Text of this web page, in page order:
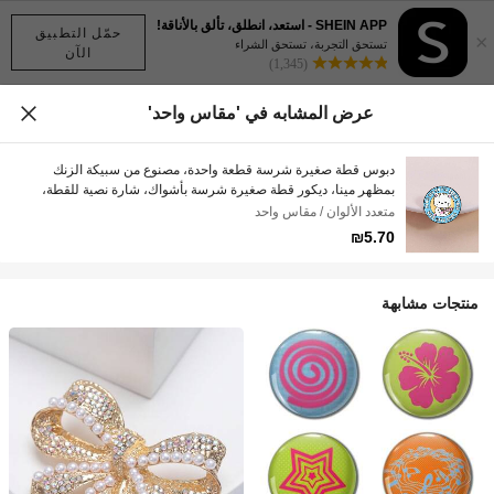
حمّل التطبيق
الآن
×
SHEIN APP - استعد، انطلق، تألق بالأناقة!
تستحق التجربة، تستحق الشراء
(1,345)
عرض المشابه في 'مقاس واحد'
دبوس قطة صغيرة شرسة قطعة واحدة، مصنوع من سبيكة الزنك
بمظهر مينا، ديكور قطة صغيرة شرسة بأشواك، شارة نصية للقطة،
تصميم مناسب للجنسين، هدية اكسسوار يومي
متعدد الألوان / مقاس واحد
₪5.70
منتجات مشابهة